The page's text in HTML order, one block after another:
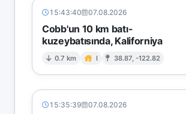
15:43:40 07.08.2026
Cobb'un 10 km batı-
kuzeybatısında, Kaliforniya
0.7 km I 38.87, -122.82
15:35:39 07.08.2026